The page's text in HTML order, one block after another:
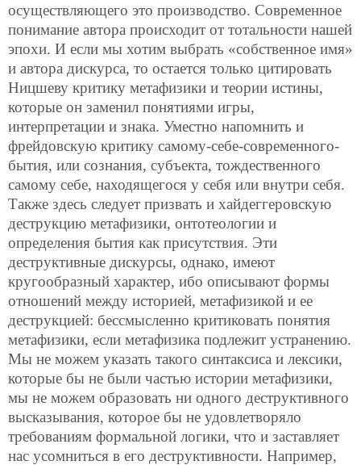
осуществляющего это производство. Современное
понимание автора происходит от тотальности нашей
эпохи. И если мы хотим выбрать «собственное имя»
и автора дискурса, то остается только цитировать
Ницшеву критику метафизики и теории истины,
которые он заменил понятиями игры,
интерпретации и знака. Уместно напомнить и
фрейдовскую критику самому-себе-современного-
бытия, или сознания, субъекта, тождественного
самому себе, находящегося у себя или внутри себя.
Также здесь следует призвать и хайдеггеровскую
деструкцию метафизики, онтотеологии и
определения бытия как присутствия. Эти
деструктивные дискурсы, однако, имеют
кругообразный характер, ибо описывают формы
отношений между историей, метафизикой и ее
деструкцией: бессмысленно критиковать понятия
метафизики, если метафизика подлежит устранению.
Мы не можем указать такого синтаксиса и лексики,
которые бы не были частью истории метафизики,
мы не можем образовать ни одного деструктивного
высказывания, которое бы не удовлетворяло
требованиям формальной логики, что и заставляет
нас усомниться в его деструктивности. Например,